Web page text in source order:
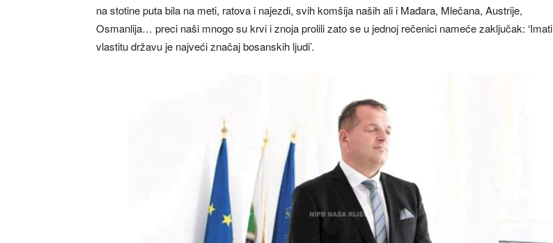
na stotine puta bila na meti, ratova i najezdi, svih komšija naših ali i Mađara, Mlečana, Austrije,
Osmanlija… preci naši mnogo su krvi i znoja prolili zato se u jednoj rečenici nameće zaključak: ‘Imati
vlastitu državu je najveći značaj bosanskih ljudi’.